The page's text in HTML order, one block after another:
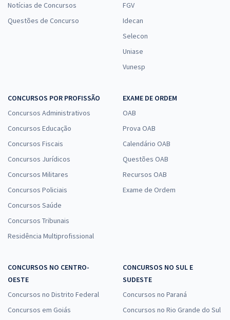
Notícias de Concursos
Questões de Concurso
FGV
Idecan
Selecon
Uniase
Vunesp
CONCURSOS POR PROFISSÃO
Concursos Administrativos
Concursos Educação
Concursos Fiscais
Concursos Jurídicos
Concursos Militares
Concursos Policiais
Concursos Saúde
Concursos Tribunais
Residência Multiprofissional
EXAME DE ORDEM
OAB
Prova OAB
Calendário OAB
Questões OAB
Recursos OAB
Exame de Ordem
CONCURSOS NO CENTRO-
OESTE
Concursos no Distrito Federal
Concursos em Goiás
CONCURSOS NO SUL E
SUDESTE
Concursos no Paraná
Concursos no Rio Grande do Sul